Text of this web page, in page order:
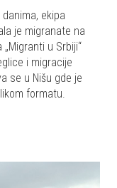
ekipa
je migranate na
u Srbiji“
i migracije
se u Nišu gde je
formatu.